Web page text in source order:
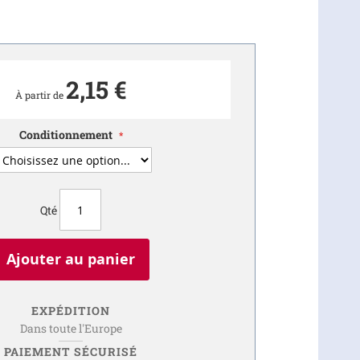
À partir de 2,15 €
Conditionnement
Qté
Ajouter au panier
EXPÉDITION
Dans toute l'Europe
PAIEMENT SÉCURISÉ